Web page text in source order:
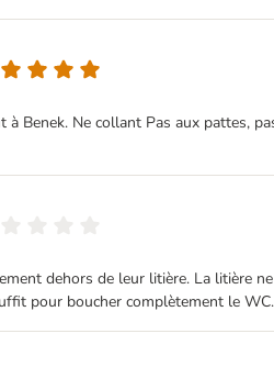
Benek. Ne collant Pas aux pattes,
dehors de leur litière. La litière
pour boucher complètement le WC.